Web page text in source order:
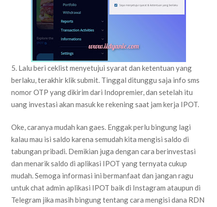
5. Lalu beri ceklist menyetujui syarat dan ketentuan yang
berlaku, terakhir klik submit. Tinggal ditunggu saja info sms
nomor OTP yang dikirim dari Indopremier, dan setelah itu
uang investasi akan masuk ke rekening saat jam kerja IPOT.
Oke, caranya mudah kan gaes. Enggak perlu bingung lagi
kalau mau isi saldo karena semudah kita mengisi saldo di
tabungan pribadi. Demikian juga dengan cara berinvestasi
dan menarik saldo di aplikasi IPOT yang ternyata cukup
mudah. Semoga informasi ini bermanfaat dan jangan ragu
untuk chat admin aplikasi IPOT baik di Instagram ataupun di
Telegram jika masih bingung tentang cara mengisi dana RDN